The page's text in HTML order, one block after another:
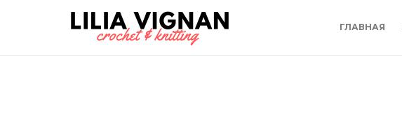
ГЛАВНАЯ